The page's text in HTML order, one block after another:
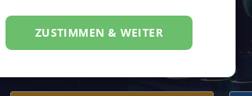
ZUSTIMMEN & WEITER